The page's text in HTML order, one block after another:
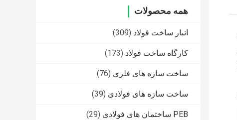
همه محصولات
انبار ساخت فولاد (309)
کارگاه ساخت فولاد (173)
ساخت سازه های فلزی (76)
ساخت سازه های فولادی (39)
PEB ساختمان های فولادی (29)